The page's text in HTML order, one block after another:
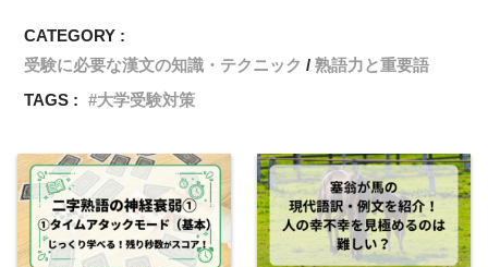
CATEGORY :
受験に必要な漢文の知識・テクニック
熟語力と重要語
TAGS :
大学受験対策